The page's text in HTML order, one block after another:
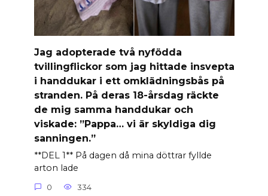
Jag adopterade två nyfödda
tvillingflickor som jag hittade insvepta
i handdukar i ett omklädningsbås på
stranden. På deras 18-årsdag räckte
de mig samma handdukar och
viskade: ”Pappa… vi är skyldiga dig
sanningen.”
**DEL 1** På dagen då mina döttrar fyllde
arton lade
0 334